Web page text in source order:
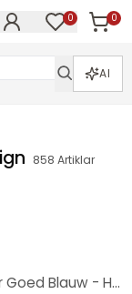
0 0
AI
858 Artiklar
Träposter Goed Blauw - Hjorten